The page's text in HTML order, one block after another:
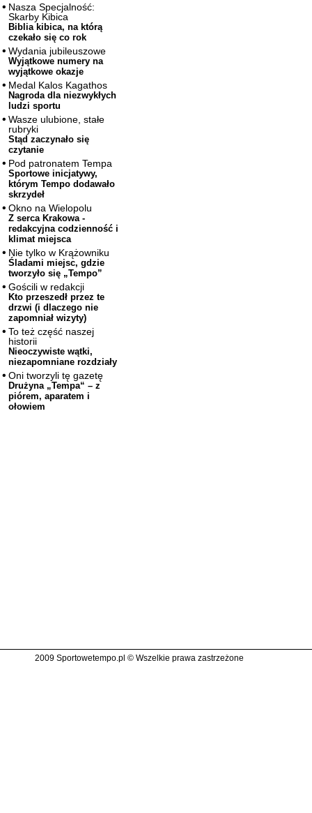
Nasza Specjalność:
Skarby Kibica
Biblia kibica, na którą
czekało się co rok
Wydania jubileuszowe
Wyjątkowe numery na
wyjątkowe okazje
Medal Kalos Kagathos
Nagroda dla niezwykłych
ludzi sportu
Wasze ulubione, stałe
rubryki
Stąd zaczynało się
czytanie
Pod patronatem Tempa
Sportowe inicjatywy,
którym Tempo dodawało
skrzydeł
Okno na Wielopolu
Z serca Krakowa -
redakcyjna codzienność i
klimat miejsca
Nie tylko w Krążowniku
Śladami miejsc, gdzie
tworzyło się „Tempo”
Gościli w redakcji
Kto przeszedł przez te
drzwi (i dlaczego nie
zapomniał wizyty)
To też część naszej
historii
Nieoczywiste wątki,
niezapomniane rozdziały
Oni tworzyli tę gazetę
Drużyna „Tempa“ – z
piórem, aparatem i
ołowiem
2009 Sportowetempo.pl © Wszelkie prawa zastrzeżone